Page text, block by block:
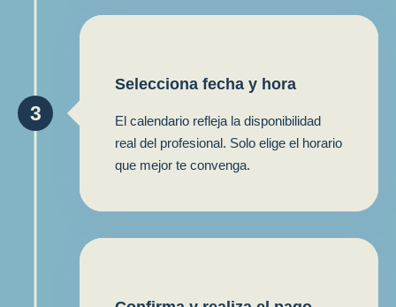
Selecciona fecha y hora
El calendario refleja la disponibilidad
real del profesional. Solo elige el horario
que mejor te convenga.
3